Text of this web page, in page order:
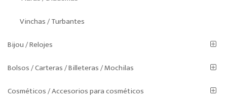
Vinchas / Turbantes
Bijou / Relojes
Bolsos / Carteras / Billeteras / Mochilas
Cosméticos / Accesorios para cosméticos